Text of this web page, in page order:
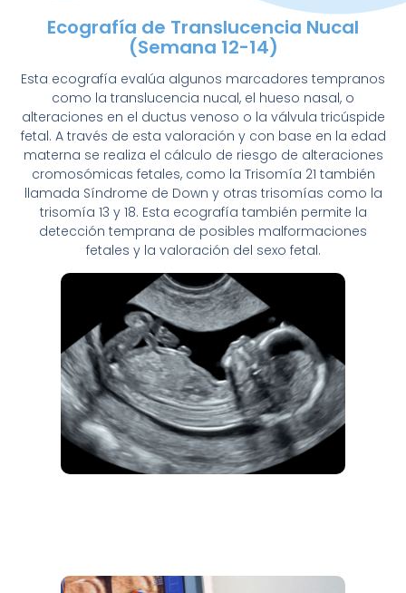
Ecografía de Translucencia Nucal
(Semana 12-14)
Esta ecografía evalúa algunos marcadores tempranos
como la translucencia nucal, el hueso nasal, o
alteraciones en el ductus venoso o la válvula tricúspide
fetal. A través de esta valoración y con base en la edad
materna se realiza el cálculo de riesgo de alteraciones
cromosómicas fetales, como la Trisomía 21 también
llamada Síndrome de Down y otras trisomías como la
trisomía 13 y 18. Esta ecografía también permite la
detección temprana de posibles malformaciones
fetales y la valoración del sexo fetal.